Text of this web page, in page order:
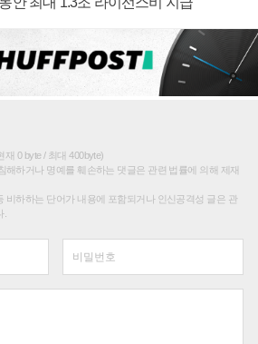
0 byte / 최대 400byte)
해하거나 명예를 훼손하는 댓글은 관련 법률에 의해 제재
비하하는 단어가 내용에 포함되거나 인신공격성 글은 관
.